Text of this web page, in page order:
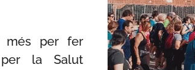
més per fer
la Salut